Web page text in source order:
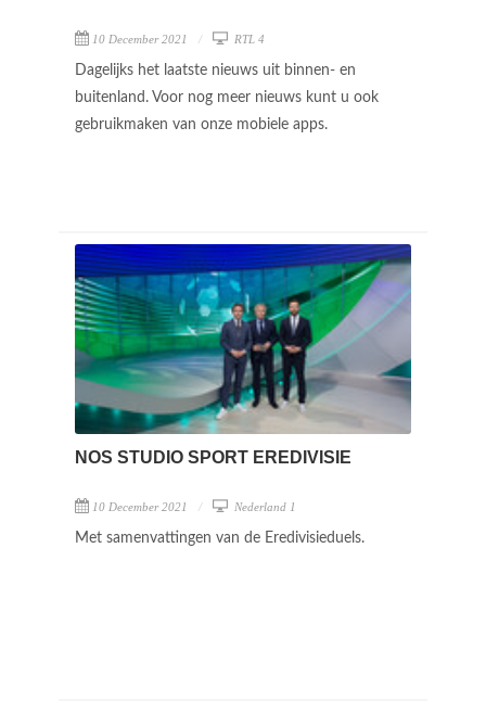
10 December 2021 RTL 4
Dagelijks het laatste nieuws uit binnen- en
buitenland. Voor nog meer nieuws kunt u ook
gebruikmaken van onze mobiele apps.
NOS STUDIO SPORT EREDIVISIE
10 December 2021 Nederland 1
Met samenvattingen van de Eredivisieduels.